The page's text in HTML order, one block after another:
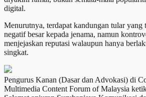
digital.
Menurutnya, terdapat kandungan tular yang
negatif besar kepada jenama, namun
menjejaskan reputasi walaupun hanya
singkat.
Pengurus Kanan (Dasar dan Advokasi) di
Multimedia Content Forum of Malaysia